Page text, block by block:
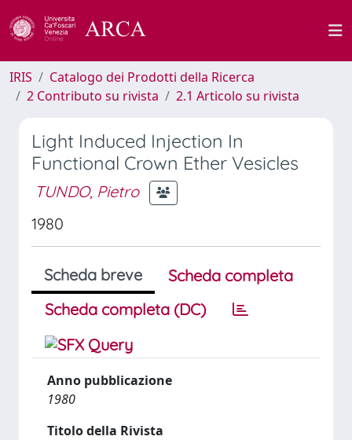
IRIS
Catalogo dei Prodotti della Ricerca
2 Contributo su rivista
2.1 Articolo su rivista
Light Induced Injection In
Functional Crown Ether Vesicles
TUNDO, Pietro
1980
Scheda breve
Scheda completa
Scheda completa (DC)
Anno pubblicazione
1980
Titolo della Rivista